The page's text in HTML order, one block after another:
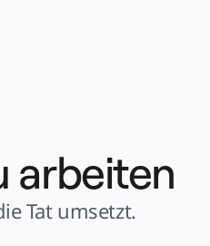
arbeiten
Tat umsetzt.